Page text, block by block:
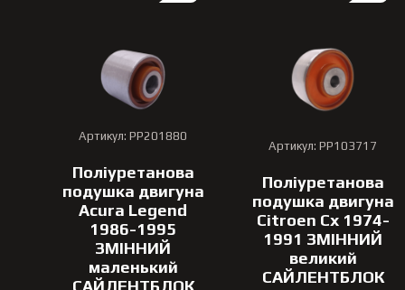
Артикул: PP201880
Поліуретанова
подушка двигуна
Acura Legend
1986-1995
ЗМІННИЙ
маленький
САЙЛЕНТБЛОК
Артикул: PP103717
Поліуретанова
подушка двигуна
Citroen Cx 1974-
1991 ЗМІННИЙ
великий
САЙЛЕНТБЛОК